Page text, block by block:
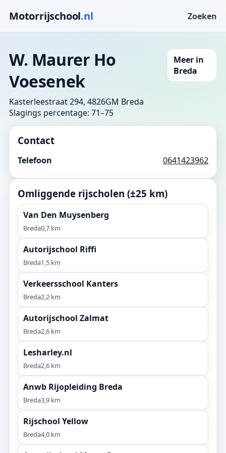
Motorrijschool.nl Zoeken
W. Maurer Ho
Voesenek
Kasterleestraat 294, 4826GM Breda
Slagings percentage: 71–75
Meer in
Breda
Contact
Telefoon 0641423962
Omliggende rijscholen (±25 km)
Van Den Muysenberg
Breda0,7 km
Autorijschool Riffi
Breda1,5 km
Verkeersschool Kanters
Breda2,2 km
Autorijschool Zalmat
Breda2,6 km
Lesharley.nl
Breda2,6 km
Anwb Rijopleiding Breda
Breda3,9 km
Rijschool Yellow
Breda4,0 km